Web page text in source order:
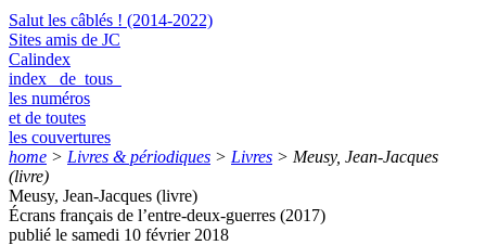
Salut les câblés ! (2014-2022)
Sites amis de JC
Calindex
index de tous
les numéros
et de toutes
les couvertures
home > Livres & périodiques > Livres > Meusy, Jean-Jacques
(livre)
Meusy, Jean-Jacques (livre)
Écrans français de l’entre-deux-guerres (2017)
publié le samedi 10 février 2018